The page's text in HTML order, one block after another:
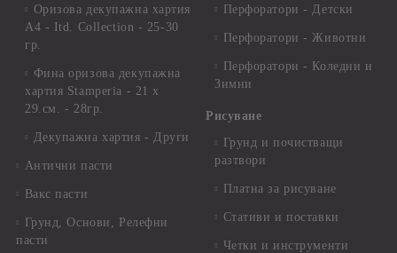
Оризова декупажна хартия
А4 - Itd. Collection - 25-30
гр.
Фина оризова декупажна
хартия Stamperia - 21 х
29.см. - 28гр.
Декупажна хартия - Други
Антични пасти
Вакс пасти
Грунд, Основи, Релефни
пасти
Перфоратори - Детски
Перфоратори - Животни
Перфоратори - Коледни и
Зимни
Рисуване
Грунд и почистващи
разтвори
Платна за рисуване
Стативи и поставки
Четки и инструменти